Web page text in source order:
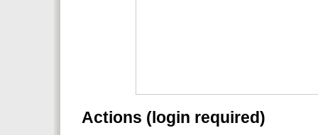
Actions (login required)